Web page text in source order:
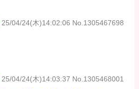
25/04/24(木)14:02:06 No.1305467698
25/04/24(木)14:03:37 No.1305468001